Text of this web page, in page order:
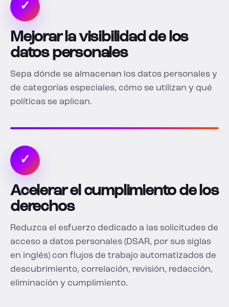
✓
Mejorar la visibilidad de los
datos personales
Sepa dónde se almacenan los datos personales y
de categorías especiales, cómo se utilizan y qué
políticas se aplican.
✓
Acelerar el cumplimiento de los
derechos
Reduzca el esfuerzo dedicado a las solicitudes de
acceso a datos personales (DSAR, por sus siglas
en inglés) con flujos de trabajo automatizados de
descubrimiento, correlación, revisión, redacción,
eliminación y cumplimiento.